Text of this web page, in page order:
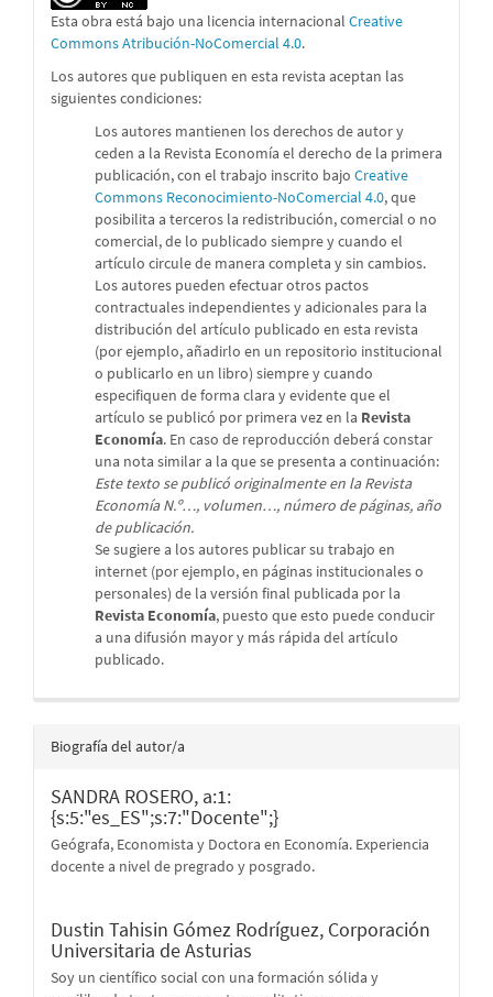
Esta obra está bajo una licencia internacional Creative
Commons Atribución-NoComercial 4.0.
Los autores que publiquen en esta revista aceptan las
siguientes condiciones:
Los autores mantienen los derechos de autor y
ceden a la Revista Economía el derecho de la primera
publicación, con el trabajo inscrito bajo Creative
Commons Reconocimiento-NoComercial 4.0, que
posibilita a terceros la redistribución, comercial o no
comercial, de lo publicado siempre y cuando el
artículo circule de manera completa y sin cambios.
Los autores pueden efectuar otros pactos
contractuales independientes y adicionales para la
distribución del artículo publicado en esta revista
(por ejemplo, añadirlo en un repositorio institucional
o publicarlo en un libro) siempre y cuando
especifiquen de forma clara y evidente que el
artículo se publicó por primera vez en la Revista
Economía. En caso de reproducción deberá constar
una nota similar a la que se presenta a continuación:
Este texto se publicó originalmente en la Revista
Economía N.º…, volumen…, número de páginas, año
de publicación.
Se sugiere a los autores publicar su trabajo en
internet (por ejemplo, en páginas institucionales o
personales) de la versión final publicada por la
Revista Economía, puesto que esto puede conducir
a una difusión mayor y más rápida del artículo
publicado.
Biografía del autor/a
SANDRA ROSERO, a:1:
{s:5:"es_ES";s:7:"Docente";}
Geógrafa, Economista y Doctora en Economía. Experiencia
docente a nivel de pregrado y posgrado.
Dustin Tahisin Gómez Rodríguez, Corporación
Universitaria de Asturias
Soy un científico social con una formación sólida y